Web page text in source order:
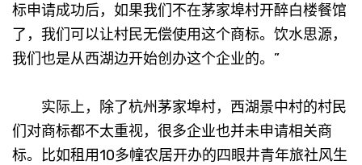
标申请成功后，如果我们不在茅家埠村开醉白楼餐馆
了，我们可以让村民无偿使用这个商标。饮水思源，
我们也是从西湖边开始创办这个企业的。”
实际上，除了杭州茅家埠村，西湖景中村的村民
们对商标都不太重视，很多企业也并未申请相关商
标。比如租用10多幢农居开办的四眼井青年旅社风生